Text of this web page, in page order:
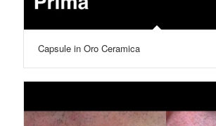
Capsule in Oro Ceramica